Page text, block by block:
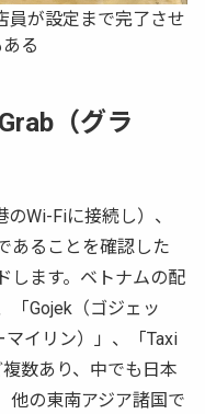
員が設定まで完了させ
る
（グラ
Wi-Fiに接続し）、
あることを確認した
します。ベトナムの配
「Gojek（ゴジェッ
マイリン）」、「Taxi
数あり、中でも日本
他の東南アジア諸国で